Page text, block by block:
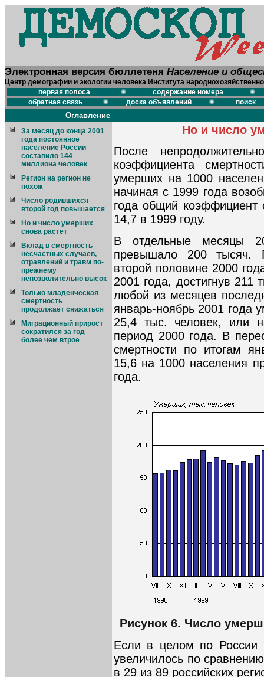
Электронная версия бюллетеня Население и
Центр демографии и экологии человека Института
первая полоса
содержание номера
обратная связь
доска объявлений поиск
Оглавление
За месяц до конца 2001
года постоянное
население России
составило 144
миллиона человек
Регион на регион не
похож
Число родившихся
второй год повышается
Но и число умерших
снова растет
Вклад в смертность
несчастных случаев,
отравлений и травм по-
прежнему
непозволительно высок
Только младенческая
смертность
продолжает снижаться
Миграционный прирост
сократился за год
более чем втрое
Но и число
После
коэффициента
умерших на 1000
начиная с 1999 года
года общий коэффициент
14,7 в 1999 году.
В отдельные месяцы
превышало 200 тысяч.
второй половине 2000
2001 года, достигнув
любой из месяцев
январь-ноябрь 2001 года
25,4 тыс. человек, или
период 2000 года. В
смертности по итогам
15,6 на 1000 населения
года.
Рисунок 6. Число
Если в целом по России
увеличилось по
в 29 из 89 российских